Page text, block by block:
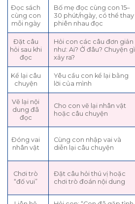
Đọc sách
cùng con
mỗi ngày
Bố mẹ đọc cùng con 15–
30 phút/ngày, có thể thay
phiên nhau đọc
Đặt câu
hỏi sau khi
đọc
Hỏi con các câu đơn giản
như: Ai? Ở đâu? Chuyện gì
xảy ra?
Kể lại câu
chuyện
Yêu cầu con kể lại bằng
lời của mình
Vẽ lại nội
dung đã
đọc
Cho con vẽ lại nhân vật
hoặc câu chuyện
Đóng vai
nhân vật
Cùng con nhập vai và
diễn lại câu chuyện
Chơi trò
“đố vui”
Đặt câu hỏi thú vị hoặc
chơi trò đoán nội dung